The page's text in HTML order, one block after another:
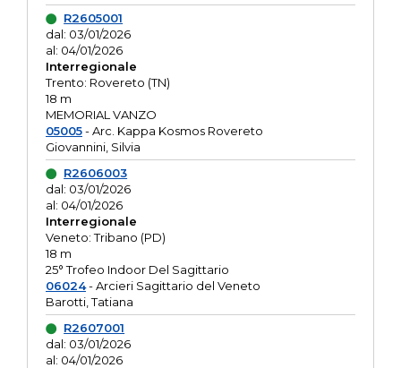
R2605001
dal: 03/01/2026
al: 04/01/2026
Interregionale
Trento: Rovereto (TN)
18 m
MEMORIAL VANZO
05005- Arc. Kappa Kosmos Rovereto
Giovannini, Silvia
R2606003
dal: 03/01/2026
al: 04/01/2026
Interregionale
Veneto: Tribano (PD)
18 m
25° Trofeo Indoor Del Sagittario
06024- Arcieri Sagittario del Veneto
Barotti, Tatiana
R2607001
dal: 03/01/2026
al: 04/01/2026